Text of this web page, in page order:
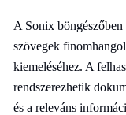
A Sonix
szövegek
kiemeléséhez. A
rendszerezhetik
és a releváns